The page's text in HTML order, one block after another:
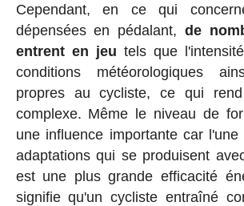
Cependant, en ce qui
dépensées en pédalant, de
entrent en jeu tels que
conditions météorologiques
propres au cycliste, ce qui
complexe. Même le niveau de
une influence importante car
adaptations qui se produisent
est une plus grande efficacité
signifie qu'un cycliste entraîné